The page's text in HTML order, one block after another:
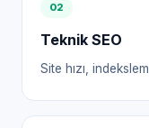
02
Teknik SEO
Site hızı,